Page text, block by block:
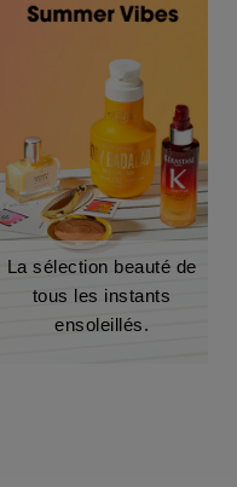
La sélection beauté de
tous les instants
ensoleillés.